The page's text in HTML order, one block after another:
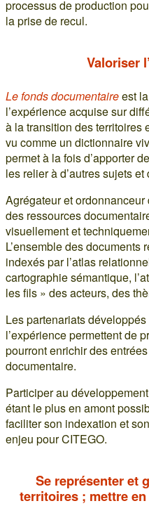
processus de production
la prise de recul.
Valoriser
Le fonds documentaireest
l’expérience acquise sur
à la transition des territoires
vu comme un dictionnaire
permet à la fois d’apporter
les relier à d’autres sujets
Agrégateur et
des ressources
visuellement et
L’ensemble des
indexés par l’atlas
cartographie sémantique,
les fils » des acteurs, des
Les partenariats
l’expérience permettent de
pourront enrichir des
documentaire.
Participer au
étant le plus en amont
faciliter son indexation et
enjeu pour CITEGO.
Se représenter et
territoires ; mettre